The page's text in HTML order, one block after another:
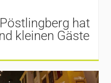
hat
kleinen Gäste